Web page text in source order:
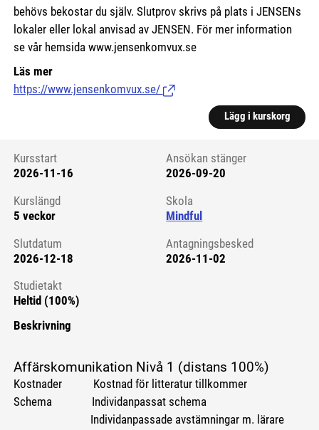
behövs bekostar du själv. Slutprov skrivs på plats i JENSENs
lokaler eller lokal anvisad av JENSEN. För mer information
se vår hemsida www.jensenkomvux.se
Läs mer
https://www.jensenkomvux.se/ (Länk till extern sida.)
Lägg i kurskorg
Kursstart 6118898
Kursstart
2026-11-16
Ansökan stänger
2026-09-20
Kurslängd
5 veckor
Skola
Mindful
Slutdatum
2026-12-18
Antagningsbesked
2026-11-02
Studietakt
Heltid (100%)
Beskrivning
Affärskomunikation Nivå 1 (distans 100%)
Kostnader Kostnad för litteratur tillkommer
Schema Individanpassat schema
Individanpassade avstämningar m. lärare